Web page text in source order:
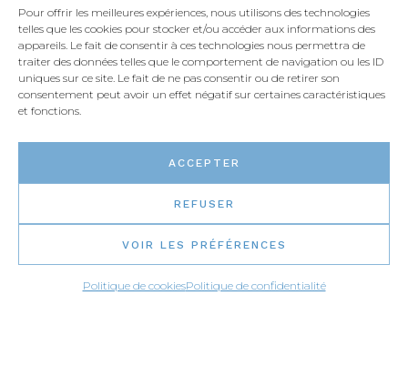
Pour offrir les meilleures expériences, nous utilisons des technologies
telles que les cookies pour stocker et/ou accéder aux informations des
appareils. Le fait de consentir à ces technologies nous permettra de
traiter des données telles que le comportement de navigation ou les ID
uniques sur ce site. Le fait de ne pas consentir ou de retirer son
consentement peut avoir un effet négatif sur certaines caractéristiques
et fonctions.
ACCEPTER
REFUSER
VOIR LES PRÉFÉRENCES
Politique de cookiesPolitique de confidentialité